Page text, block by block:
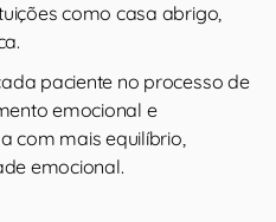
como casa abrigo,
paciente no processo de
emocional e
com mais equilíbrio,
emocional.